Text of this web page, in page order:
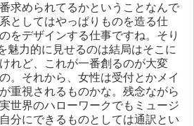
求められてるかということなんで
としてはやっぱりものを造る仕
をデザインする仕事ですね。そり
魅力的に見せるのは結局はそこに
れど、これが一番創るのが大変
。それから、女性は受付とかメイ
重視されるものかな。残念ながら
界のハローワークでもミュージ
分にできるものとしては通訳とい